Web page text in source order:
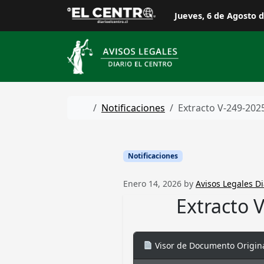
Jueves, 6 de Agosto
Home
Notificaciones Extracto V-249-
Notificaciones
Enero 14, 2026 by Avisos Legales
Extracto
Visor de Documento